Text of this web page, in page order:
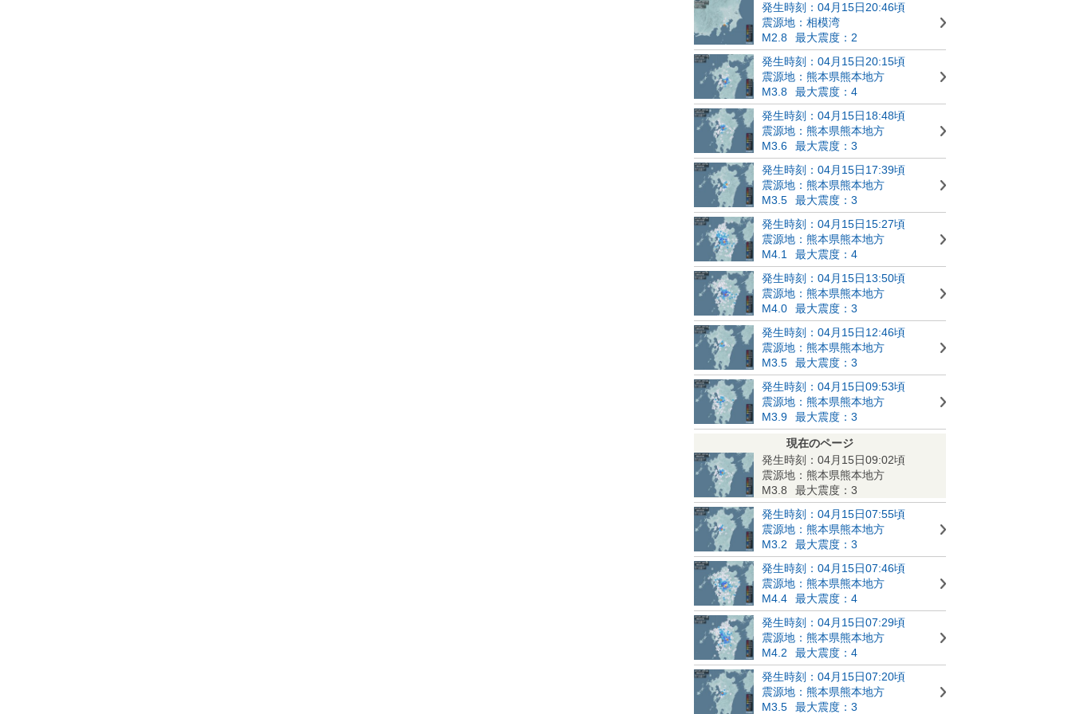
発生時刻：04月15日20:46頃
震源地：相模湾
M2.8
最大震度：2
発生時刻：04月15日20:15頃
震源地：熊本県熊本地方
M3.8
最大震度：4
発生時刻：04月15日18:48頃
震源地：熊本県熊本地方
M3.6
最大震度：3
発生時刻：04月15日17:39頃
震源地：熊本県熊本地方
M3.5
最大震度：3
発生時刻：04月15日15:27頃
震源地：熊本県熊本地方
M4.1
最大震度：4
発生時刻：04月15日13:50頃
震源地：熊本県熊本地方
M4.0
最大震度：3
発生時刻：04月15日12:46頃
震源地：熊本県熊本地方
M3.5
最大震度：3
発生時刻：04月15日09:53頃
震源地：熊本県熊本地方
M3.9
最大震度：3
現在のページ
発生時刻：04月15日09:02頃
震源地：熊本県熊本地方
M3.8
最大震度：3
発生時刻：04月15日07:55頃
震源地：熊本県熊本地方
M3.2
最大震度：3
発生時刻：04月15日07:46頃
震源地：熊本県熊本地方
M4.4
最大震度：4
発生時刻：04月15日07:29頃
震源地：熊本県熊本地方
M4.2
最大震度：4
発生時刻：04月15日07:20頃
震源地：熊本県熊本地方
M3.5
最大震度：3